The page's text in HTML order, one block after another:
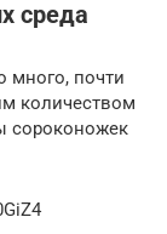
среда
много, почти
количеством
сороконожек